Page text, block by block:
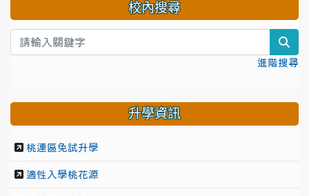
校內搜尋
進階搜尋
升學資訊
桃連區免試升學
適性入學桃花源